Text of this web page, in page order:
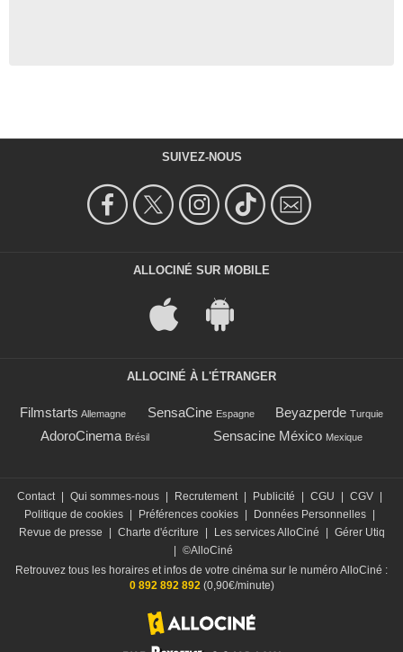
SUIVEZ-NOUS
ALLOCINÉ SUR MOBILE
ALLOCINÉ À L'ÉTRANGER
Filmstarts Allemagne SensaCine Espagne Beyazperde Turquie
AdoroCinema Brésil Sensacine México Mexique
Contact | Qui sommes-nous | Recrutement | Publicité | CGU | CGV |
Politique de cookies | Préférences cookies | Données Personnelles |
Revue de presse
| Charte d'écriture | Les services AlloCiné | Gérer Utiq
| ©AlloCiné
Retrouvez tous les horaires et infos de votre cinéma sur le numéro AlloCiné :
0 892 892 892 (0,90€/minute)